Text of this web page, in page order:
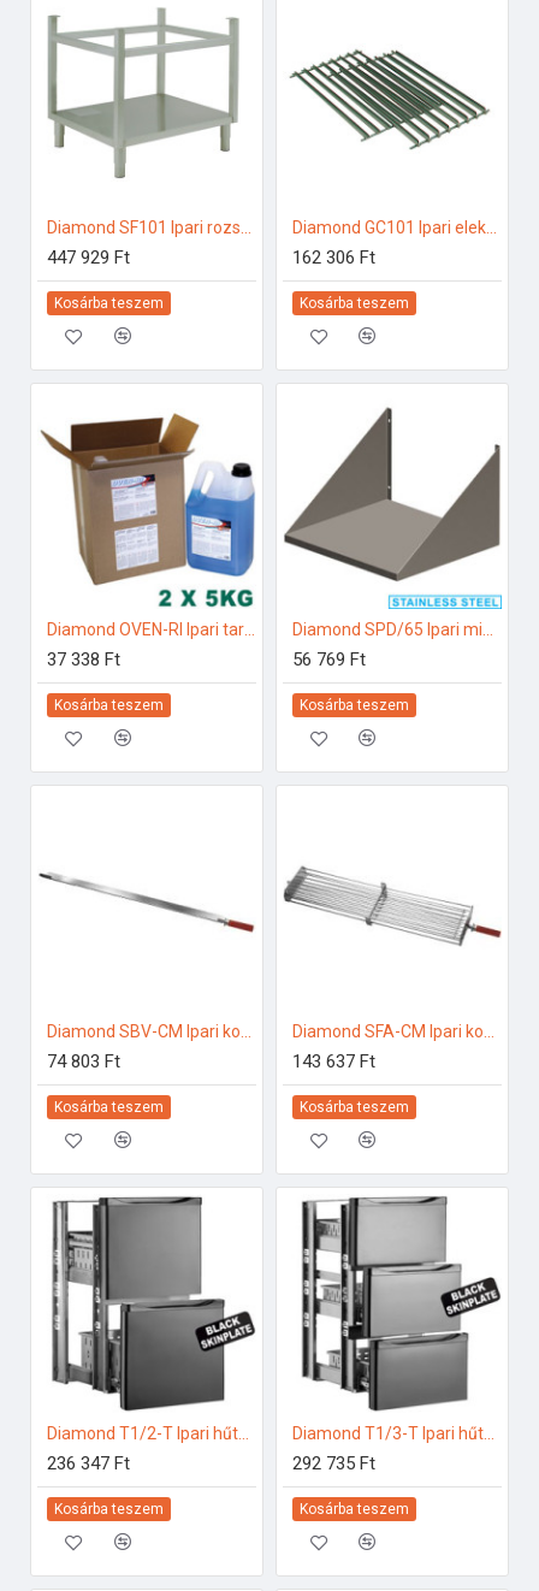
447 929 Ft
Kosárba teszem
Diamond GC101 Ipari elektromos gőzpároló
162 306 Ft
Kosárba teszem
37 338 Ft
Kosárba teszem
56 769 Ft
Kosárba teszem
74 803 Ft
Kosárba teszem
143 637 Ft
Kosárba teszem
236 347 Ft
Kosárba teszem
Diamond T1/3-T Ipari hűtő kiegészítők
292 735 Ft
Kosárba teszem